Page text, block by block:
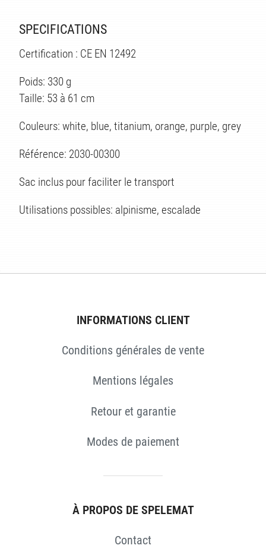
SPECIFICATIONS
Certification : CE EN 12492
Poids: 330 g
Taille: 53 à 61 cm
Couleurs: white, blue, titanium, orange, purple, grey
Référence: 2030-00300
Sac inclus pour faciliter le transport
Utilisations possibles: alpinisme, escalade
INFORMATIONS CLIENT
Conditions générales de vente
Mentions légales
Retour et garantie
Modes de paiement
À PROPOS DE SPELEMAT
Contact